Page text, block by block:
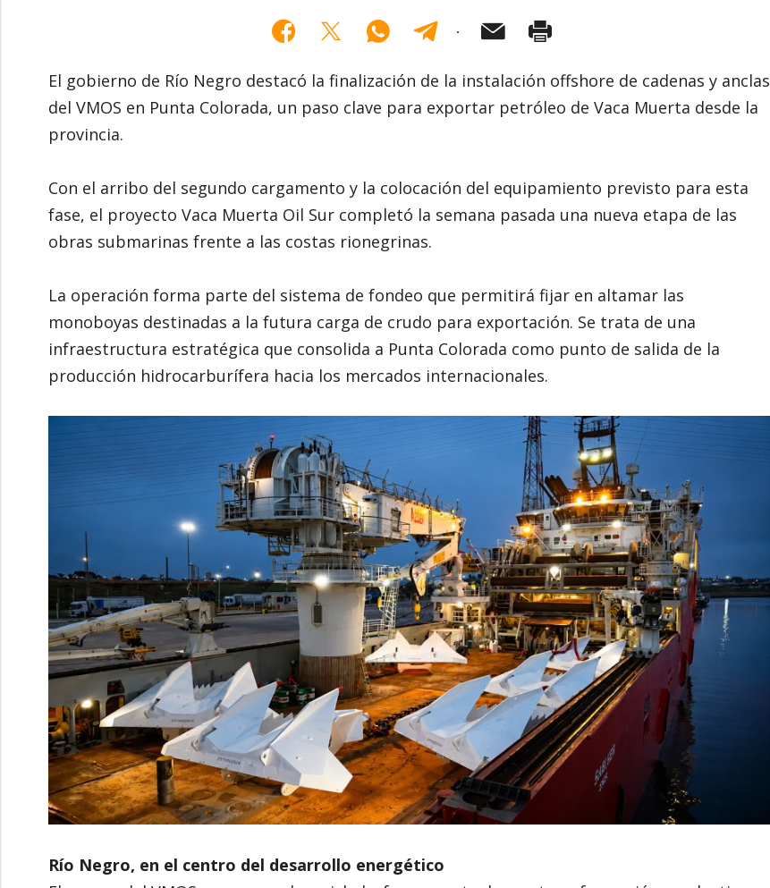
El gobierno de Río Negro destacó la finalización de la instalación offshore de cadenas y anclas
del VMOS en Punta Colorada, un paso clave para exportar petróleo de Vaca Muerta desde la
provincia.
Con el arribo del segundo cargamento y la colocación del equipamiento previsto para esta
fase, el proyecto Vaca Muerta Oil Sur completó la semana pasada una nueva etapa de las
obras submarinas frente a las costas rionegrinas.
La operación forma parte del sistema de fondeo que permitirá fijar en altamar las
monoboyas destinadas a la futura carga de crudo para exportación. Se trata de una
infraestructura estratégica que consolida a Punta Colorada como punto de salida de la
producción hidrocarburífera hacia los mercados internacionales.
Río Negro, en el centro del desarrollo energético